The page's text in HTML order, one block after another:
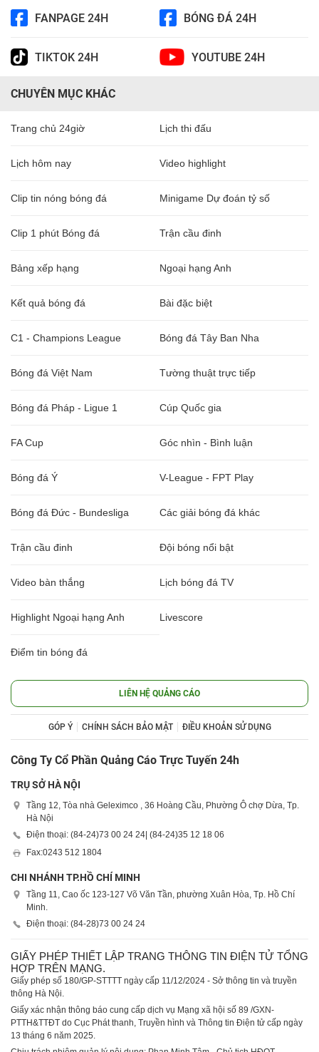
FANPAGE 24H BÓNG ĐÁ 24H
TIKTOK 24H YOUTUBE 24H
CHUYÊN MỤC KHÁC
Trang chủ 24giờ Lịch thi đấu
Lịch hôm nay Video highlight
Clip tin nóng bóng đá Minigame Dự đoán tỷ số
Clip 1 phút Bóng đá Trận cầu đinh
Bảng xếp hạng Ngoại hạng Anh
Kết quả bóng đá Bài đặc biệt
C1 - Champions League Bóng đá Tây Ban Nha
Bóng đá Việt Nam Tường thuật trực tiếp
Bóng đá Pháp - Ligue 1 Cúp Quốc gia
FA Cup Góc nhìn - Bình luận
Bóng đá Ý V-League - FPT Play
Bóng đá Đức - Bundesliga Các giải bóng đá khác
Trận cầu đinh Đội bóng nổi bật
Video bàn thắng Lịch bóng đá TV
Highlight Ngoại hạng Anh Livescore
Điểm tin bóng đá
LIÊN HỆ QUẢNG CÁO
GÓP Ý CHÍNH SÁCH BẢO MẬT ĐIỀU KHOẢN SỬ DỤNG
Công Ty Cổ Phần Quảng Cáo Trực Tuyến 24h
TRỤ SỞ HÀ NỘI
Tầng 12, Tòa nhà Geleximco , 36 Hoàng Cầu, Phường Ô chợ Dừa, Tp.
Hà Nội
Điện thoại: (84-24)73 00 24 24 | (84-24)35 12 18 06
Fax:0243 512 1804
CHI NHÁNH TP.HỒ CHÍ MINH
Tầng 11, Cao ốc 123-127 Võ Văn Tần, phường Xuân Hòa, Tp. Hồ Chí
Minh.
Điện thoại: (84-28)73 00 24 24
GIẤY PHÉP THIẾT LẬP TRANG THÔNG TIN ĐIỆN TỬ TỔNG
HỢP TRÊN MẠNG.
Giấy phép số 180/GP-STTTT ngày cấp 11/12/2024 - Sở thông tin và truyền
thông Hà Nội.
Giấy xác nhận thông báo cung cấp dịch vụ Mạng xã hội số 89 /GXN-
PTTH&TTĐT do Cục Phát thanh, Truyền hình và Thông tin Điện tử cấp ngày
13 tháng 6 năm 2025.